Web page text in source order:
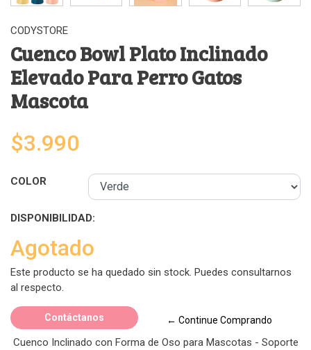
CODYSTORE
Cuenco Bowl Plato Inclinado
Elevado Para Perro Gatos
Mascota
$3.990
COLOR
DISPONIBILIDAD:
Agotado
Este producto se ha quedado sin stock. Puedes consultarnos
al respecto.
Contáctanos ← Continue Comprando
Cuenco Inclinado con Forma de Oso para Mascotas - Soporte